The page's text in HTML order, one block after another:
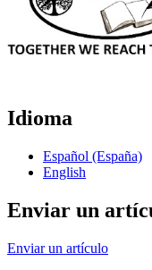
Idioma
Español (España)
English
Enviar un
Enviar un artículo